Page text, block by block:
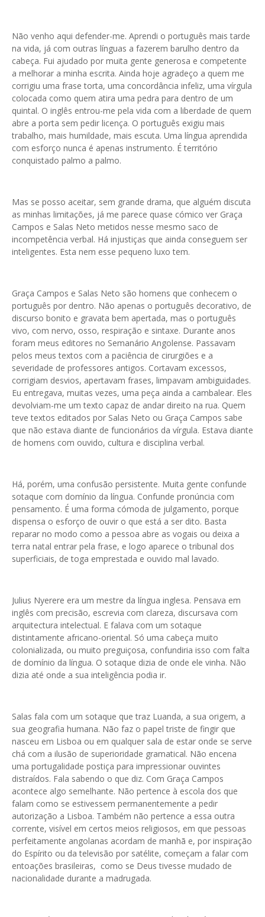
Não venho aqui defender-me. Aprendi o português mais tarde
na vida, já com outras línguas a fazerem barulho dentro da
cabeça. Fui ajudado por muita gente generosa e competente
a melhorar a minha escrita. Ainda hoje agradeço a quem me
corrigiu uma frase torta, uma concordância infeliz, uma vírgula
colocada como quem atira uma pedra para dentro de um
quintal. O inglês entrou-me pela vida com a liberdade de quem
abre a porta sem pedir licença. O português exigiu mais
trabalho, mais humildade, mais escuta. Uma língua aprendida
com esforço nunca é apenas instrumento. É território
conquistado palmo a palmo.
Mas se posso aceitar, sem grande drama, que alguém discuta
as minhas limitações, já me parece quase cómico ver Graça
Campos e Salas Neto metidos nesse mesmo saco de
incompetência verbal. Há injustiças que ainda conseguem ser
inteligentes. Esta nem esse pequeno luxo tem.
Graça Campos e Salas Neto são homens que conhecem o
português por dentro. Não apenas o português decorativo, de
discurso bonito e gravata bem apertada, mas o português
vivo, com nervo, osso, respiração e sintaxe. Durante anos
foram meus editores no Semanário Angolense. Passavam
pelos meus textos com a paciência de cirurgiões e a
severidade de professores antigos. Cortavam excessos,
corrigiam desvios, apertavam frases, limpavam ambiguidades.
Eu entregava, muitas vezes, uma peça ainda a cambalear. Eles
devolviam-me um texto capaz de andar direito na rua. Quem
teve textos editados por Salas Neto ou Graça Campos sabe
que não estava diante de funcionários da vírgula. Estava diante
de homens com ouvido, cultura e disciplina verbal.
Há, porém, uma confusão persistente. Muita gente confunde
sotaque com domínio da língua. Confunde pronúncia com
pensamento. É uma forma cómoda de julgamento, porque
dispensa o esforço de ouvir o que está a ser dito. Basta
reparar no modo como a pessoa abre as vogais ou deixa a
terra natal entrar pela frase, e logo aparece o tribunal dos
superficiais, de toga emprestada e ouvido mal lavado.
Julius Nyerere era um mestre da língua inglesa. Pensava em
inglês com precisão, escrevia com clareza, discursava com
arquitectura intelectual. E falava com um sotaque
distintamente africano-oriental. Só uma cabeça muito
colonializada, ou muito preguiçosa, confundiria isso com falta
de domínio da língua. O sotaque dizia de onde ele vinha. Não
dizia até onde a sua inteligência podia ir.
Salas fala com um sotaque que traz Luanda, a sua origem, a
sua geografia humana. Não faz o papel triste de fingir que
nasceu em Lisboa ou em qualquer sala de estar onde se serve
chá com a ilusão de superioridade gramatical. Não encena
uma portugalidade postiça para impressionar ouvintes
distraídos. Fala sabendo o que diz. Com Graça Campos
acontece algo semelhante. Não pertence à escola dos que
falam como se estivessem permanentemente a pedir
autorização a Lisboa. Também não pertence a essa outra
corrente, visível em certos meios religiosos, em que pessoas
perfeitamente angolanas acordam de manhã e, por inspiração
do Espírito ou da televisão por satélite, começam a falar com
entoações brasileiras, como se Deus tivesse mudado de
nacionalidade durante a madrugada.